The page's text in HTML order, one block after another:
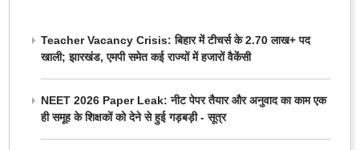
Teacher Vacancy Crisis: बिहार में टीचर्स के 2.70 लाख+ पद
खाली; झारखंड, एमपी समेत कई राज्यों में हजारों वैकेंसी
NEET 2026 Paper Leak: नीट पेपर तैयार और अनुवाद का काम एक
ही समूह के शिक्षकों को देने से हुई गड़बड़ी - सूत्र